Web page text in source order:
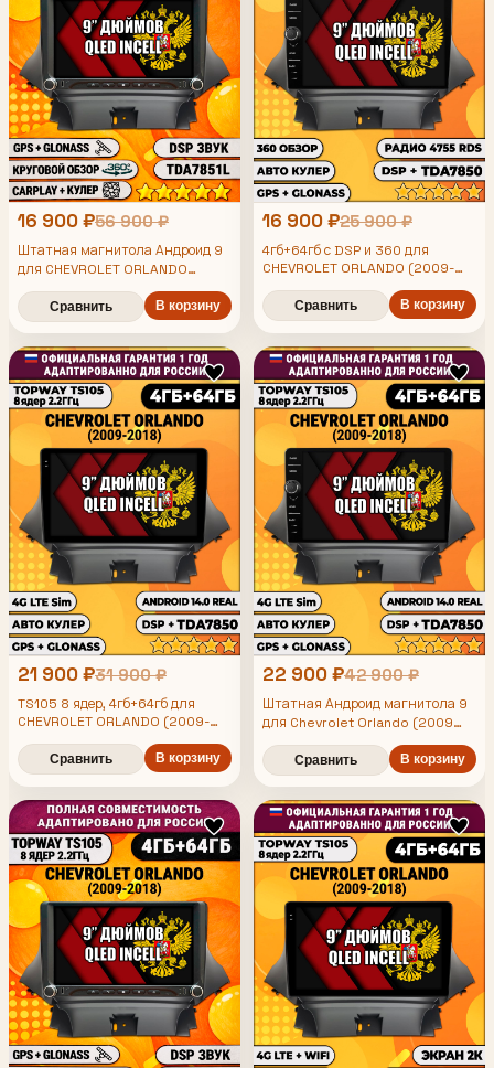
16 900 ₽56 900 ₽
Штатная магнитола Андроид 9
для CHEVROLET ORLANDO
(2009-2018), 4/64гб, DSP, 360
обзор, беспроводной CarPlay и
Android Auto, GPS и ГЛОНАСС
Сравнить В корзину
16 900 ₽25 900 ₽
4гб+64гб с DSP и 360 для
CHEVROLET ORLANDO (2009-
2018), Android магнитола с DSP
и усилителем TDA7850
Сравнить В корзину
21 900 ₽31 900 ₽
TS105 8 ядер, 4гб+64гб для
CHEVROLET ORLANDO (2009-
2018), Android магнитола
Сравнить В корзину
22 900 ₽42 900 ₽
Штатная Андроид магнитола 9
для Chevrolet Orlando (2009
2016 2017 2018), TS105 8 ядер,
4/64гб, Qled Incell,
Глонасс
Сравнить В корзину